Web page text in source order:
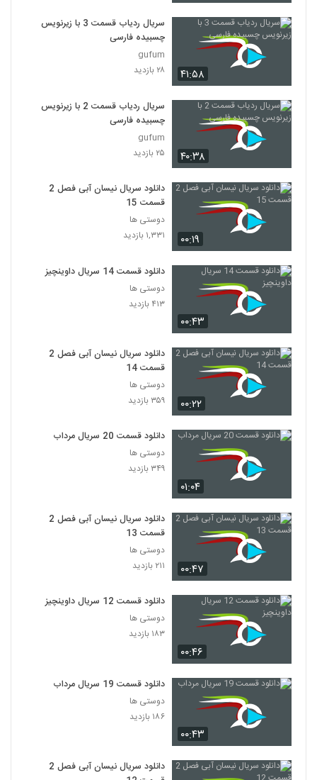
۴۱:۵۸
سریال ردیاب قسمت 3 با زیرنویس
چسبیده فارسی
gufum
۲۸ بازدید
۴۰:۳۸
سریال ردیاب قسمت 2 با زیرنویس
چسبیده فارسی
gufum
۲۵ بازدید
۰۰:۱۹
دانلود سریال نیسان آبی فصل 2
قسمت 15
دوستی ها
۱,۳۳۱ بازدید
۰۰:۴۳
دانلود قسمت 14 سریال داوینچیز
دوستی ها
۴۱۳ بازدید
۰۰:۲۲
دانلود سریال نیسان آبی فصل 2
قسمت 14
دوستی ها
۳۵۹ بازدید
۰۱:۰۴
دانلود قسمت 20 سریال مرداب
دوستی ها
۳۴۹ بازدید
۰۰:۴۷
دانلود سریال نیسان آبی فصل 2
قسمت 13
دوستی ها
۲۱۱ بازدید
۰۰:۴۶
دانلود قسمت 12 سریال داوینچیز
دوستی ها
۱۸۳ بازدید
۰۰:۴۳
دانلود قسمت 19 سریال مرداب
دوستی ها
۱۸۶ بازدید
دانلود سریال نیسان آبی فصل 2